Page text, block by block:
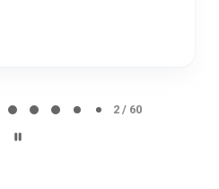
2 / 60